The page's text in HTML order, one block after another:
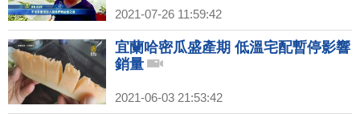
2021-07-26 11:59:42
宜蘭哈密瓜盛產期 低溫宅配暫停影響
銷量
2021-06-03 21:53:42